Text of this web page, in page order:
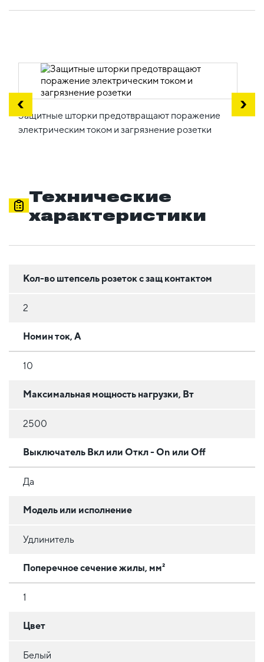
Защитные шторки предотвращают поражение
электрическим током и загрязнение розетки
Технические
характеристики
Кол-во штепсель розеток с защ контактом
2
Номин ток, А
10
Максимальная мощность нагрузки, Вт
2500
Выключатель Вкл или Откл - On или Off
Да
Модель или исполнение
Удлинитель
Поперечное сечение жилы, мм²
1
Цвет
Белый